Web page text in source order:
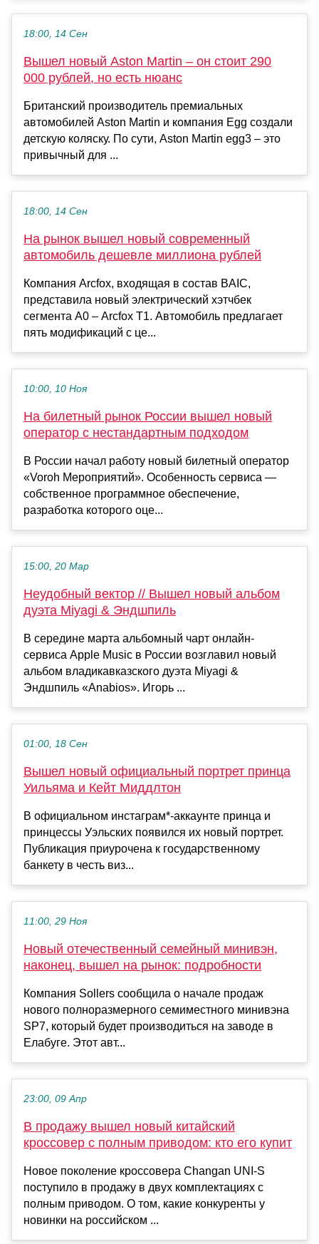
18:00, 14 Сен
Вышел новый Aston Martin – он стоит 290
000 рублей, но есть нюанс
Британский производитель премиальных
автомобилей Aston Martin и компания Egg создали
детскую коляску. По сути, Aston Martin egg3 – это
привычный для ...
18:00, 14 Сен
На рынок вышел новый современный
автомобиль дешевле миллиона рублей
Компания Arcfox, входящая в состав BAIC,
представила новый электрический хэтчбек
сегмента A0 – Arcfox T1. Автомобиль предлагает
пять модификаций с це...
10:00, 10 Ноя
На билетный рынок России вышел новый
оператор с нестандартным подходом
В России начал работу новый билетный оператор
«Voroh Мероприятий». Особенность сервиса —
собственное программное обеспечение,
разработка которого оце...
15:00, 20 Мар
Неудобный вектор // Вышел новый альбом
дуэта Miyagi & Эндшпиль
В середине марта альбомный чарт онлайн-
сервиса Apple Music в России возглавил новый
альбом владикавказского дуэта Miyagi &
Эндшпиль «Anabios». Игорь ...
01:00, 18 Сен
Вышел новый официальный портрет принца
Уильяма и Кейт Миддлтон
В официальном инстаграм*-аккаунте принца и
принцессы Уэльских появился их новый портрет.
Публикация приурочена к государственному
банкету в честь виз...
11:00, 29 Ноя
Новый отечественный семейный минивэн,
наконец, вышел на рынок: подробности
Компания Sollers сообщила о начале продаж
нового полноразмерного семиместного минивэна
SP7, который будет производиться на заводе в
Елабуге. Этот авт...
23:00, 09 Апр
В продажу вышел новый китайский
кроссовер с полным приводом: кто его купит
Новое поколение кроссовера Changan UNI-S
поступило в продажу в двух комплектациях с
полным приводом. О том, какие конкуренты у
новинки на российском ...